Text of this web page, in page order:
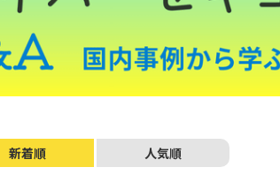
新着順 人気順